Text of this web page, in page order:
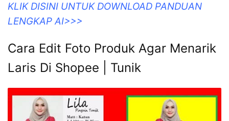
KLIK DISINI UNTUK DOWNLOAD PANDUAN
LENGKAP AI>>>
Cara Edit Foto Produk Agar Menarik
Laris Di Shopee | Tunik